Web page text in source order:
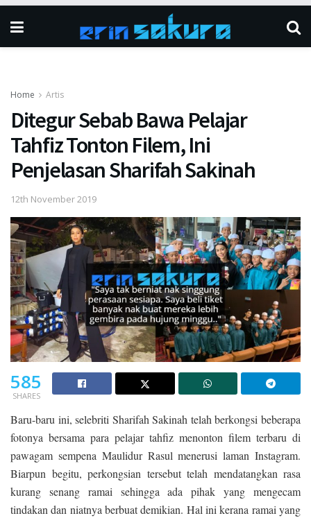
Home Artis
Ditegur Sebab Bawa Pelajar
Tahfiz Tonton Filem, Ini
Penjelasan Sharifah Sakinah
12th November 2019
585
SHARES
Baru-baru ini, selebriti Sharifah Sakinah telah berkongsi beberapa
fotonya bersama para pelajar tahfiz menonton filem terbaru di
pawagam sempena Maulidur Rasul menerusi laman Instagram.
Biarpun begitu, perkongsian tersebut telah mendatangkan rasa
kurang senang ramai sehingga ada pihak yang mengecam
tindakan dan niatnya berbuat demikian. Hal ini kerana ramai yang